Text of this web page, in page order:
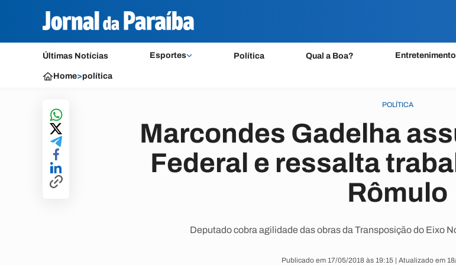
Últimas Notícias Esportes Política Qual a Boa? Entretenimento
Home>política
POLÍTICA
Marcondes Gadelha
Federal e ressalta
Rômulo
Deputado cobra agilidade das obras da Transposição do Eixo
Publicado em 17/05/2018 às 19:15 | Atualizado em